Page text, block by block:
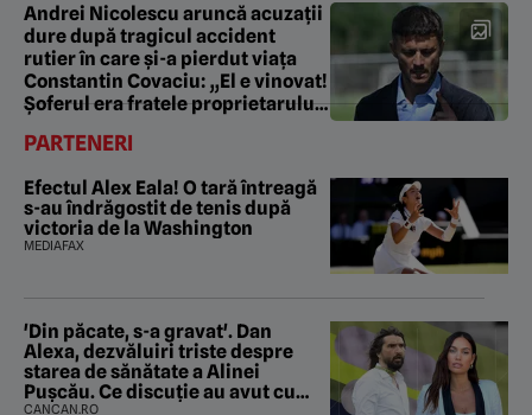
Andrei Nicolescu aruncă acuzații
dure după tragicul accident
rutier în care și-a pierdut viața
Constantin Covaciu: „El e vinovat!
Șoferul era fratele proprietarului
PARTENERI
Efectul Alex Eala! O tară întreagă
s-au îndrăgostit de tenis după
victoria de la Washington
MEDIAFAX
'Din păcate, s-a gravat'. Dan
Alexa, dezvăluiri triste despre
starea de sănătate a Alinei
Pușcău. Ce discuție au avut cu
CANCAN.RO